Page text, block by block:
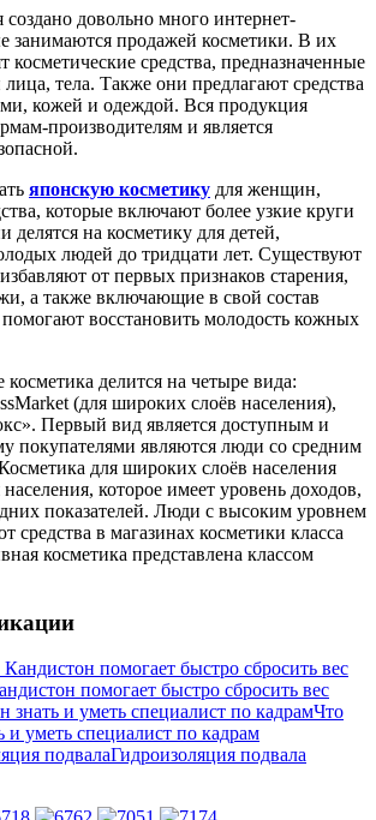
довольно много интернет-
занимаются продажей косметики. В их
косметические средства, предназначенные
лица, тела. Также они предлагают средства
кожей и одеждой. Вся продукция
производителям и является
японскую косметику для женщин,
которые включают более узкие круги
делятся на косметику для детей,
людей до тридцати лет. Существуют
от первых признаков старения,
а также включающие в свой состав
восстановить молодость кожных
косметика делится на четыре вида:
(для широких слоёв населения),
Первый вид является доступным и
покупателями являются люди со средним
для широких слоёв населения
которое имеет уровень доходов,
показателей. Люди с высоким уровнем
средства в магазинах косметики класса
косметика представлена классом
помогает быстро сбросить вес
Что
и уметь специалист по кадрам
Гидроизоляция подвала